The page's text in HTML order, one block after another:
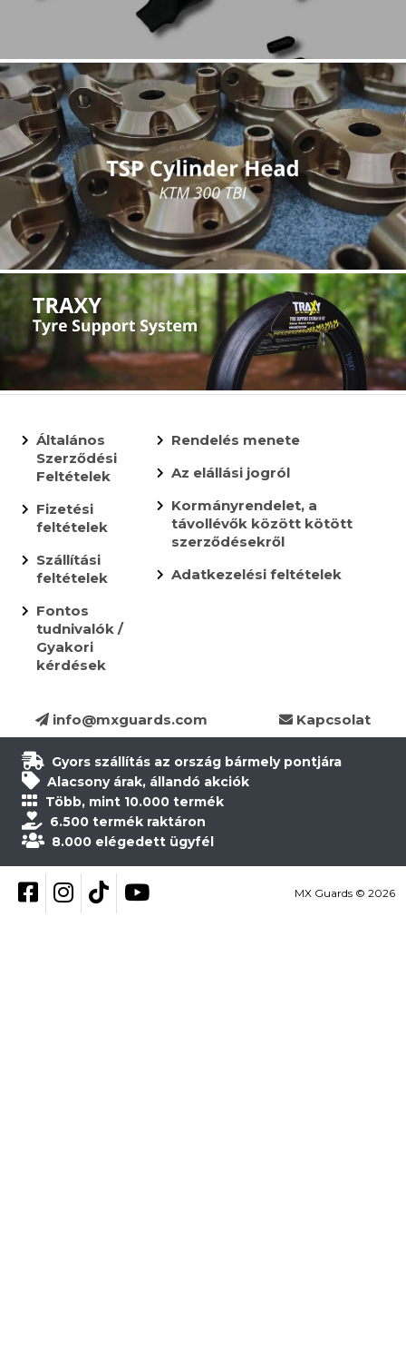
Általános
Szerződési
Feltételek
Fizetési
feltételek
Szállítási
feltételek
Fontos
tudnivalók /
Gyakori
kérdések
Rendelés menete
Az elállási jogról
Kormányrendelet, a
távollévők között kötött
szerződésekről
Adatkezelési feltételek
info@mxguards.com Kapcsolat
Gyors szállítás az ország bármely pontjára
Alacsony árak, állandó akciók
Több, mint 10.000 termék
6.500 termék raktáron
8.000 elégedett ügyfél
Kövess be Facebookon
Kövess be Instagramon
Kövess be TikTokon
YouTube MX Guards © 2026